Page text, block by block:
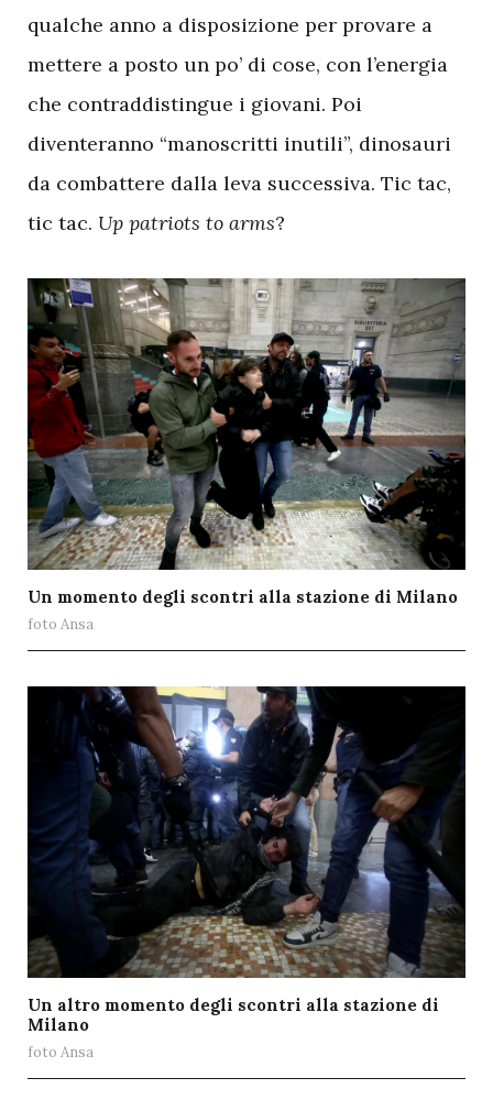
qualche anno a disposizione per provare a
mettere a posto un po’ di cose, con l’energia
che contraddistingue i giovani. Poi
diventeranno “manoscritti inutili”, dinosauri
da combattere dalla leva successiva. Tic tac,
tic tac. Up patriots to arms?
Un momento degli scontri alla stazione di Milano
foto Ansa
Un altro momento degli scontri alla stazione di
Milano
foto Ansa